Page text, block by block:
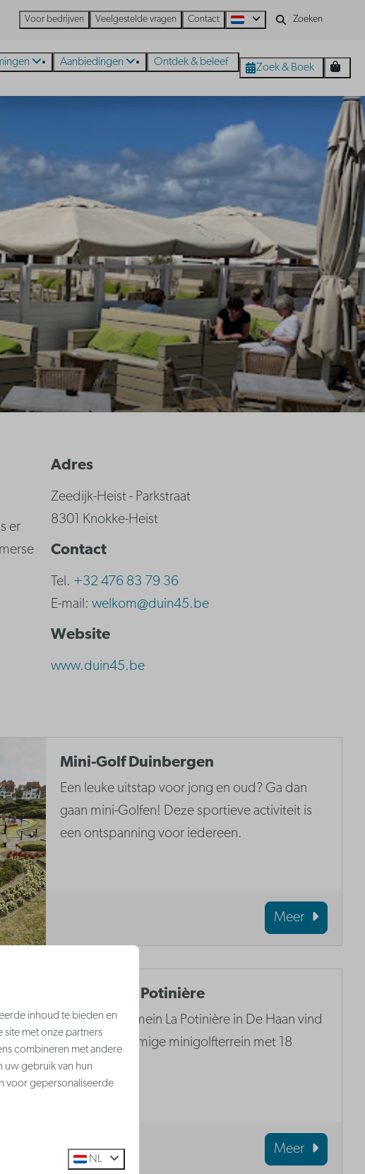
Voor bedrijven Veelgestelde vragen Contact
Aanbiedingen Ontdek & beleef Zoek & Boek
er
Adres
Zeedijk-Heist - Parkstraat
8301 Knokke-Heist
Contact
Tel. +32 476 83 79 36
E-mail: welkom@duin45.be
Website
www.duin45.be
Mini-Golf Duinbergen
Een leuke uitstap voor jong en oud? Ga dan
gaan mini-Golfen! Deze sportieve activiteit is
een ontspanning voor iedereen.
Meer
Minigolf La Potinière
In het Parkdomein La Potinière in De Haan vind
je het gelijknamige minigolfterrein met 18
holes.
Meer
inhoud te bieden en
met onze partners
combineren met andere
uw gebruik van hun
voor gepersonaliseerde
NL